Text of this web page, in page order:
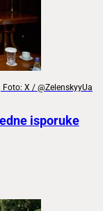
X / @ZelenskyyUa
isporuke